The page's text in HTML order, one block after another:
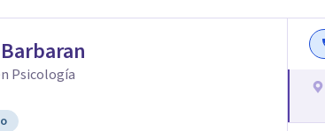
Psicología